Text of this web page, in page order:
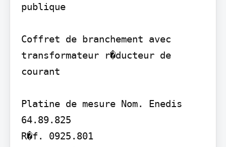
publique
Coffret de branchement avec
transformateur r�ducteur de
courant
Platine de mesure Nom. Enedis
64.89.825
R�f. 0925.801